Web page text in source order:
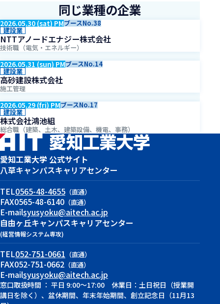
同じ業種の企業
2026.05.30 (sat) PMブースNo.38
建設業
NTTアノードエナジー株式会社
技術職（電気・エネルギー）
2026.05.31 (sun) PMブースNo.14
建設業
高砂建設株式会社
施工管理
2026.05.29 (fri) PMブースNo.17
建設業
株式会社鴻池組
総合職（建築、土木、建築設備、機電、事務）
愛知工業大学 公式サイト
八草キャンパスキャリアセンター
TEL0565-48-4655 （直通）
FAX0565-48-6140 （直通）
E-mailsyusyoku@aitech.ac.jp
自由ヶ丘キャンパスキャリアセンター
(経営情報システム専攻)
TEL052-751-0661 （直通）
FAX052-751-0662 （直通）
E-mailsyusyoku@aitech.ac.jp
窓口取扱時間 ： 平日 9:00～17:00 休業日：土日祝日（授業開
講日を除く）、盆休期間、年末年始期間、創立記念日（11月13